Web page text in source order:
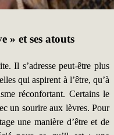
» et ses atouts
Il s’adresse peut-être plus
qui aspirent à l’être, qu’à
réconfortant. Certains le
un sourire aux lèvres. Pour
une manière d’être et de